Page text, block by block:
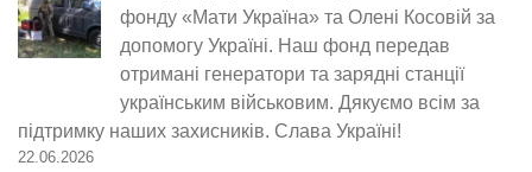
фонду «Мати Україна» та Олені Косовій за
допомогу Україні. Наш фонд передав
отримані генератори та зарядні станції
українським військовим. Дякуємо всім за
підтримку наших захисників. Слава Україні!
22.06.2026